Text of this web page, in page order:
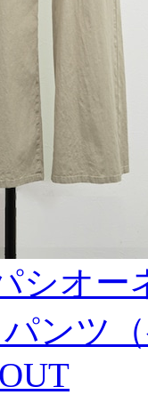
パシオ
ンツ